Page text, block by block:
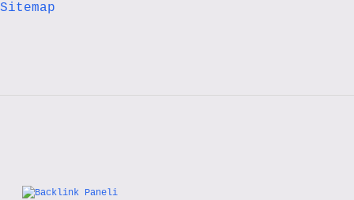
Sitemap